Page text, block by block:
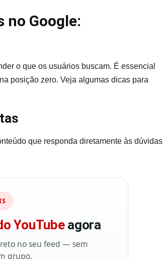
no Google:
o que os usuários buscam. É essencial
posição zero. Veja algumas dicas para
que responda diretamente às dúvidas
YouTubeagora
no seu feed — sem
grupo.